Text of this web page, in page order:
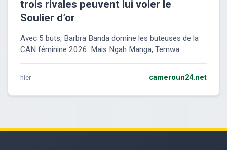
trois rivales peuvent lui voler le
Soulier d’or
Avec 5 buts, Barbra Banda domine les buteuses de la
CAN féminine 2026. Mais Ngah Manga, Temwa...
hier cameroun24.net